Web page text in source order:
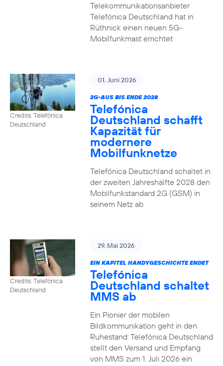
Telekommunikationsanbieter
Telefónica Deutschland hat in
Rüthnick einen neuen 5G-
Mobilfunkmast errichtet
Credits: Telefónica
Deutschland
01. Juni 2026
2G-AUS BIS ENDE 2028
Telefónica
Deutschland schafft
Kapazität für
modernere
Mobilfunknetze
Telefónica Deutschland schaltet in
der zweiten Jahreshälfte 2028 den
Mobilfunkstandard 2G (GSM) in
seinem Netz ab
Credits: Telefónica
Deutschland
29. Mai 2026
EIN KAPITEL HANDYGESCHICHTE ENDET
Telefónica
Deutschland schaltet
MMS ab
Ein Pionier der mobilen
Bildkommunikation geht in den
Ruhestand: Telefónica Deutschland
stellt den Versand und Empfang
von MMS zum 1. Juli 2026 ein